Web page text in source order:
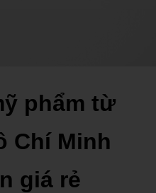
phẩm từ
Chí Minh
giá rẻ